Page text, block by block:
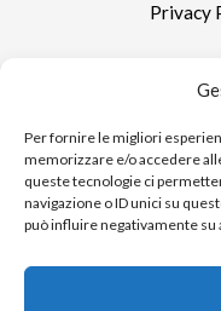
Per fornire le migliori
memorizzare e/o accedere
queste tecnologie ci
navigazione o ID unici su
può influire negativamente
Privacy